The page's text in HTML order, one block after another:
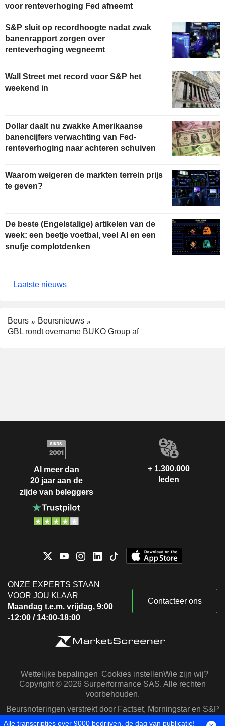
voor renteverhoging Fed afneemt
S&P sluit op recordhoogte nadat zwak
banenrapport zorgen over
renteverhoging wegneemt
Wall Street met record voor S&P het
weekend in
Dollar daalt nu zwakke Amerikaanse
banencijfers verwachting van Fed-
renteverhoging naar achteren schuiven
Waarom weigeren de markten terrein prijs
te geven?
De beste (Engelstalige) artikelen van de
week: een beetje voetbal, veel AI en een
snufje complotdenken
Laatste nieuws
Beurs
Beursnieuws
GBL rondt overname BUKO Group af
Al meer dan
20 jaar aan de
zijde van beleggers
+ 1.300.000
leden
ONZE EXPERTS STAAN
VOOR JOU KLAAR
Maandag t.e.m. vrijdag, 9:00
-12:00 / 14:00-18:00
Contacteer ons
Wettelijke bepalingen Cookies instellenWie zijn wij?
Copyright © 2026 Surperformance SAS. Alle rechten
voorbehouden.
Beursnoteringen verstrekt door Factset, Morningstar en S&P
Capital IQ
Alle transcripties over 9000 bedrijven, de dag van publicatie!